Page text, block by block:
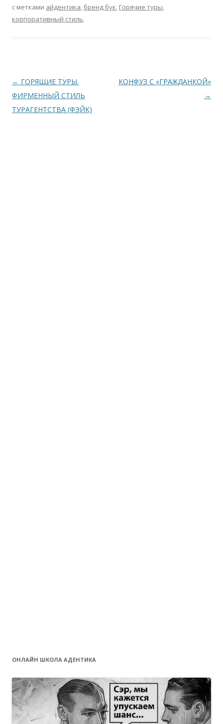
с метками айдентика, бренд бук, Горячие туры,
корпоративный стиль.
Навигация
по
записям
← ГОРЯЩИЕ ТУРЫ.
ФИРМЕННЫЙ СТИЛЬ
ТУРАГЕНТСТВА (ФЭЙК)
КОНФУЗ С «ГРАЖДАНКОЙ»
→
ОНЛАЙН ШКОЛА АДЕНТИКА